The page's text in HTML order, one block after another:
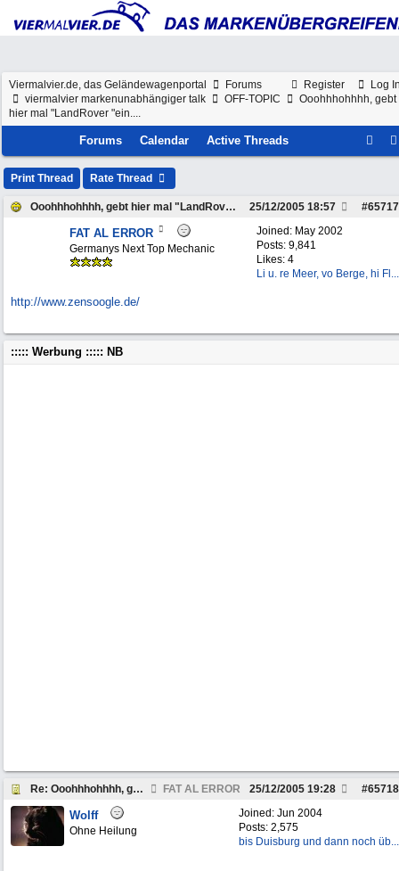
Register Log
Viermalvier.de, das Geländewagenportal
Forums
viermalvier markenunabhängiger talk
OFF-TOPIC
Ooohhhohhhh, gebt
hier mal "LandRover "ein....
Forums Calendar Active Threads
Print Thread Rate Thread
Ooohhhohhhh, gebt hier mal "LandRover "ein.... #65717
25/12/2005 18:57
Joined: May 2002
Posts: 9,841
Likes: 4
Li u. re Meer, vo Berge, hi Fl...
FAT AL ERROR
Germanys Next Top Mechanic
http://www.zensoogle.de/
::::: Werbung ::::: NB
Re: Ooohhhohhhh, gebt hier mal "LandRover "ein.... FAT AL ERROR #65718
25/12/2005 19:28
Joined: Jun 2004
Posts: 2,575
bis Duisburg und dann noch üb...
Wolff
Ohne Heilung